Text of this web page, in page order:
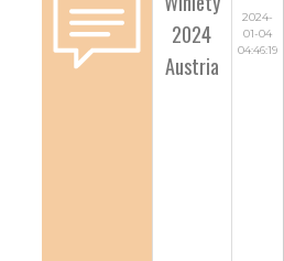
2024
Austria
2024-
01-04
04:46:19